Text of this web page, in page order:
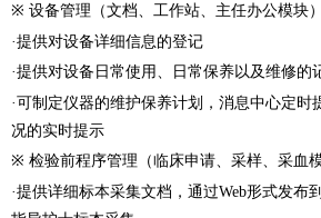
※ 设备管理（文档、工作站、主任办公模块）
·提供对设备详细信息的登记
·提供对设备日常使用、日常保养以及维修的
·可制定仪器的维护保养计划，消息中心定时
况的实时提示
※ 检验前程序管理（临床申请、采样、采血模
·提供详细标本采集文档，通过Web形式发布